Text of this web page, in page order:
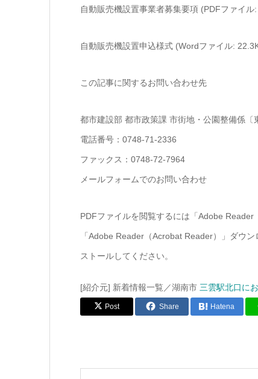
自動販売機設置事業者募集要項 (PDFファイル
自動販売機設置申込様式 (Wordファイル:
この記事に関するお問い合わせ先
都市建設部 都市政策課 市街地・公園整備係〔
電話番号：0748-71-2336
ファックス：0748-72-7964
メールフォームでのお問い合わせ
PDFファイルを閲覧するには「Adobe
「Adobe Reader（Acrobat Reader）」ダウ
ストールしてください。
[紹介元] 新着情報一覧／湖南市 三雲駅北口に
Post Share Hatena